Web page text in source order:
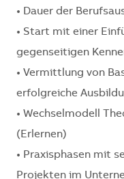
• Dauer der
• Start mit einer
gegenseitigen
• Vermittlung von
erfolgreiche
• Wechselmodell
(Erlernen)
• Praxisphasen mit
Projekten im